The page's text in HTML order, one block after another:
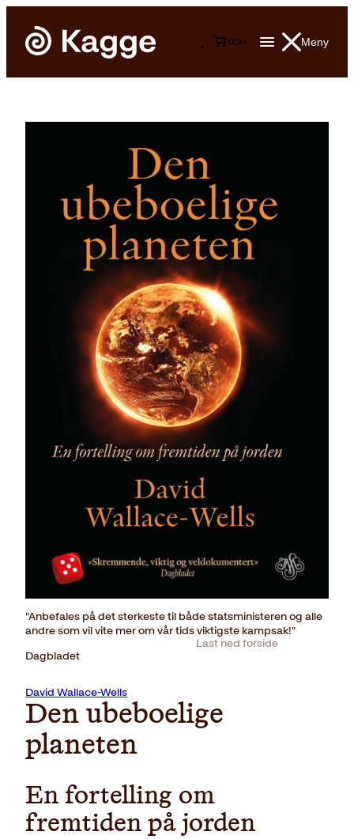
Meny
00kr
Last ned forside
"Anbefales på det sterkeste til både statsministeren og alle
andre som vil vite mer om vår tids viktigste kampsak!"
Dagbladet
David Wallace-Wells
Den ubeboelige
planeten
En fortelling om
fremtiden på jorden